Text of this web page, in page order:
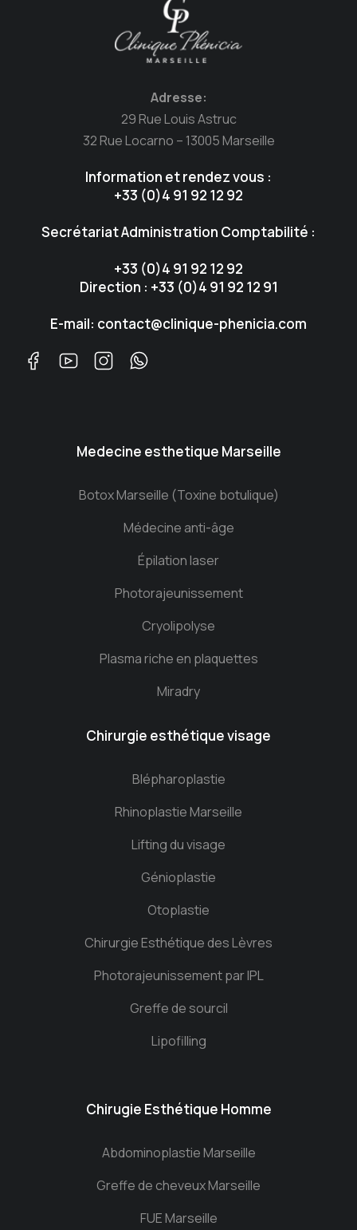
Adresse:
29 Rue Louis Astruc
32 Rue Locarno – 13005 Marseille
Information et rendez vous :
+33 (0)4 91 92 12 92
Secrétariat Administration Comptabilité :
+33 (0)4 91 92 12 92
Direction : +33 (0)4 91 92 12 91
E-mail: contact@clinique-phenicia.com
Medecine esthetique Marseille
Botox Marseille (Toxine botulique)
Médecine anti-âge
Épilation laser
Photorajeunissement
Cryolipolyse
Plasma riche en plaquettes
Miradry
Chirurgie esthétique visage
Blépharoplastie
Rhinoplastie Marseille
Lifting du visage
Génioplastie
Otoplastie
Chirurgie Esthétique des Lèvres
Photorajeunissement par IPL
Greffe de sourcil
Lipofilling
Chirugie Esthétique Homme
Abdominoplastie Marseille
Greffe de cheveux Marseille
FUE Marseille